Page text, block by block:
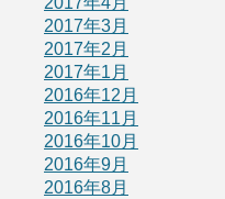
2017年3月
2017年2月
2017年1月
2016年12月
2016年11月
2016年10月
2016年9月
2016年8月